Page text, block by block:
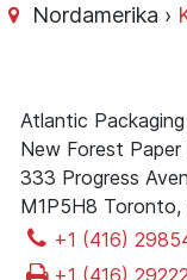
Nordamerika ›
Atlantic
New Forest Paper
333 Progress
M1P5H8 Toronto,
+1 (416)
+1 (416)